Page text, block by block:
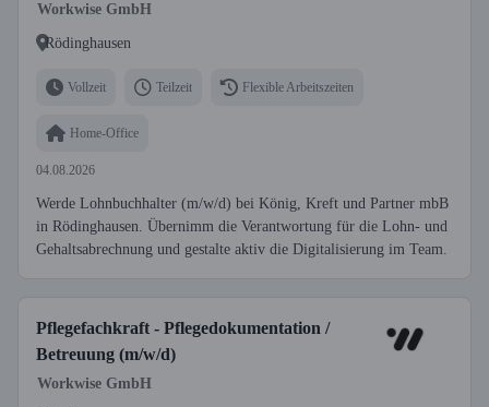
Workwise GmbH
Rödinghausen
Vollzeit Teilzeit Flexible Arbeitszeiten
Home-Office
04.08.2026
Werde Lohnbuchhalter (m/w/d) bei König, Kreft und Partner mbB
in Rödinghausen. Übernimm die Verantwortung für die Lohn- und
Gehaltsabrechnung und gestalte aktiv die Digitalisierung im Team.
Pflegefachkraft - Pflegedokumentation /
Betreuung (m/w/d)
Workwise GmbH